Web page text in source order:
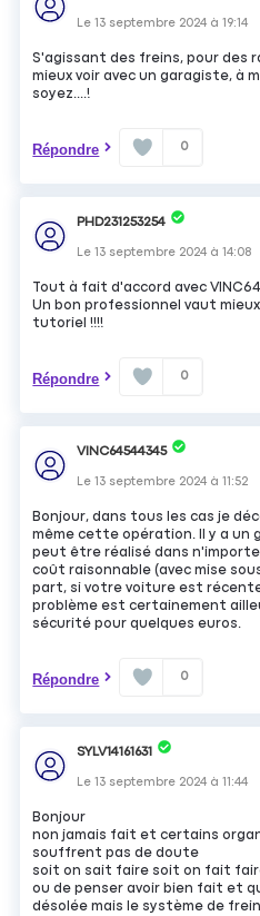
Le13 septembre 2024 à19:14
S'agissant des freins, pour des
mieux voir avec un garagiste, à
soyez....!
Répondre 0
PHD231253254
Le13 septembre 2024 à14:08
Tout à fait d'accord avec
Un bon professionnel vaut
tutoriel !!!!
Répondre 0
VINC64544345
Le13 septembre 2024 à11:52
Bonjour, dans tous les cas je
même cette opération. Il y a un
peut être réalisé dans
coût raisonnable (avec mise
part, si votre voiture est
problème est certainement
sécurité pour quelques euros.
Répondre 0
SYLV14161631
Le13 septembre 2024 à11:44
Bonjour
non jamais fait et certains
souffrent pas de doute
soit on sait faire soit on fait
ou de penser avoir bien fait et
désolée mais le système de